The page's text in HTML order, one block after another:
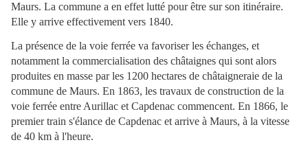
Maurs. La commune a en effet lutté pour être sur son itinéraire.
Elle y arrive effectivement vers 1840.
La présence de la voie ferrée va favoriser les échanges, et
notamment la commercialisation des châtaignes qui sont alors
produites en masse par les 1200 hectares de châtaigneraie de la
commune de Maurs. En 1863, les travaux de construction de la
voie ferrée entre Aurillac et Capdenac commencent. En 1866, le
premier train s'élance de Capdenac et arrive à Maurs, à la vitesse
de 40 km à l'heure.